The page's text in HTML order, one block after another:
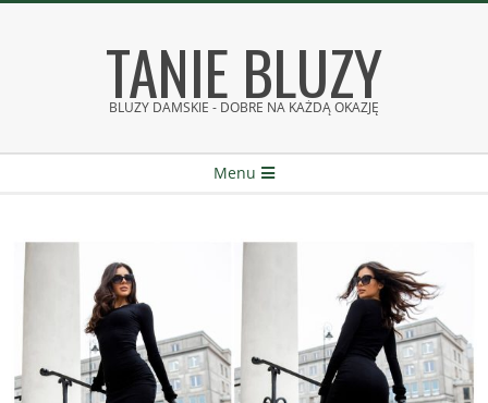
TANIE BLUZY
BLUZY DAMSKIE - DOBRE NA KAŻDĄ OKAZJĘ
Menu